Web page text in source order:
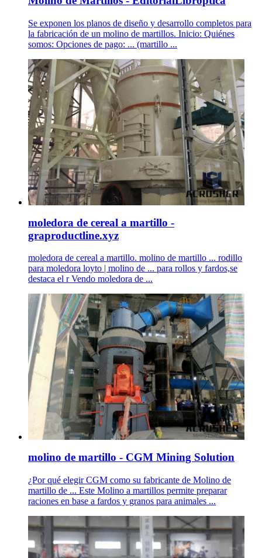
Se exponen los planos de diseño y desarrollo completos para
la fabricación de un molino de martillos. Inicio: Quiénes
somos: Opciones de pago: ... (martillo ...
moledora de cereal a martillo -
graproductline.xyz
moledora de cereal a martillo. molino de martillo ... rodillo
para moledora loyto | molino de ... para rollos y fardos,se
destaca el r Vendo moledora de ...
molino de martillo - CGM Mining Solution
¿Por qué elegir CGM como su fabricante de Molino de
martillo de ... Este Molino a martillos permite preparar
raciones en base a fardos y granos para animales ...